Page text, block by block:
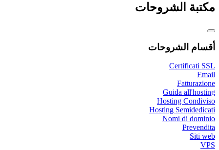
مكتبة الشروحات
أقسام الشروحات
Certificati SSL
Email
Fatturazione
Guida all'hosting
Hosting Condiviso
Hosting Semidedicati
Nomi di dominio
Prevendita
Siti web
VPS